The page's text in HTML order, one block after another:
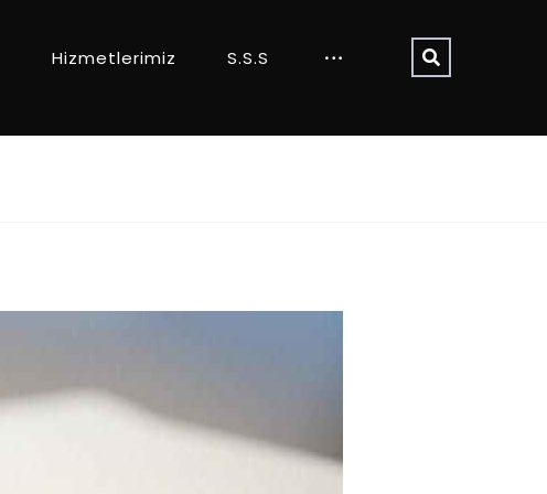
Hizmetlerimiz S.S.S